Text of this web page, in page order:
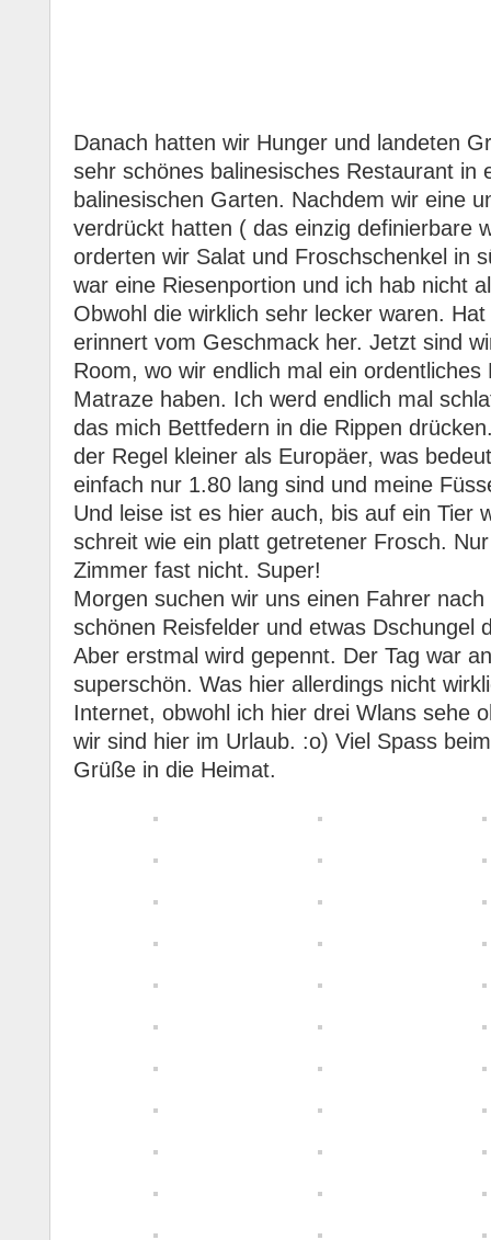
Danach hatten wir Hunger und landeten
sehr schönes balinesisches Restaurant in
balinesischen Garten. Nachdem wir eine
verdrückt hatten ( das einzig definierbare
orderten wir Salat und Froschschenkel in
war eine Riesenportion und ich hab nicht
Obwohl die wirklich sehr lecker waren.
erinnert vom Geschmack her. Jetzt sind
Room, wo wir endlich mal ein
Matraze haben. Ich werd endlich mal
das mich Bettfedern in die Rippen
der Regel kleiner als Europäer, was
einfach nur 1.80 lang sind und meine
Und leise ist es hier auch, bis auf ein Tier
schreit wie ein platt getretener Frosch.
Zimmer fast nicht. Super!
Morgen suchen wir uns einen Fahrer
schönen Reisfelder und etwas Dschungel
Aber erstmal wird gepennt. Der Tag war
superschön. Was hier allerdings nicht
Internet, obwohl ich hier drei Wlans sehe
wir sind hier im Urlaub. :o) Viel Spass
Grüße in die Heimat.